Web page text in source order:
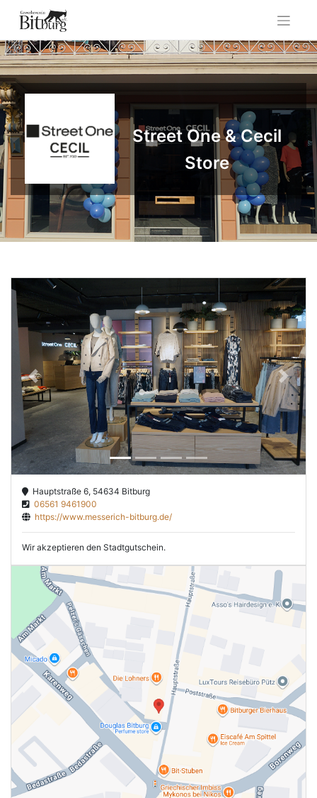
content
Street One & Cecil
Store
Previous Next
Hauptstraße 6, 54634 Bitburg
06561 9461900
https://www.messerich-bitburg.de/
Wir akzeptieren den Stadtgutschein.